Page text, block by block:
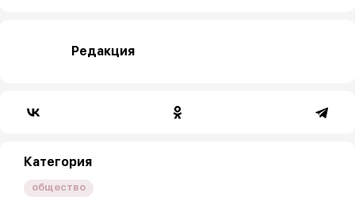
Редакция
Категория
общество